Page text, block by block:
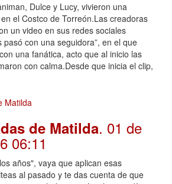
Dulce y Lucy, vivieron una
el Costco de Torreón.Las creadoras
un video en sus redes sociales
pasó con una seguidora”, en el que
una fanática, acto que al inicio las
con calma.Desde que inicia el clip,
de Matilda. 01 de
06:11
años", vaya que aplican esas
al pasado y te das cuenta de que